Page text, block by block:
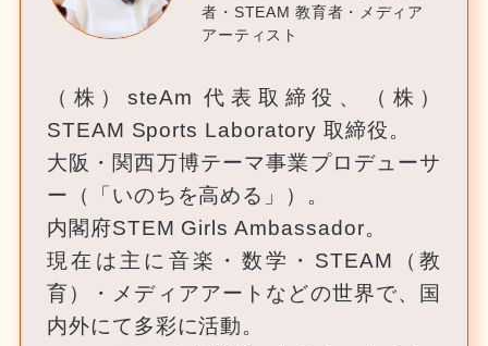
者・STEAM 教育者・メディア
アーティスト
（株）steAm 代表取締役、（株）
STEAM Sports Laboratory 取締役。
大阪・関西万博テーマ事業プロデューサ
ー（「いのちを高める」）。
内閣府STEM Girls Ambassador。
現在は主に音楽・数学・STEAM（教
育）・メディアアートなどの世界で、国
内外にて多彩に活動。